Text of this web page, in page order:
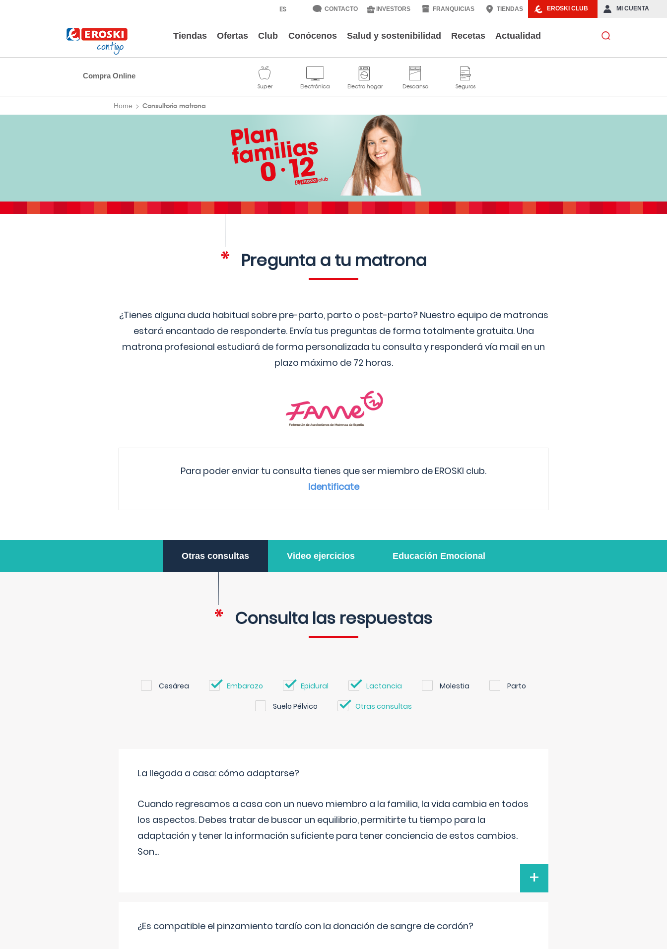
EROSKI CLUB MI CUENTA
CONTACTO INVESTORS FRANQUICIAS TIENDAS
Tiendas Ofertas Club Conócenos Salud y sostenibilidad Recetas Actualidad
Compra Online
Home Consultorio matrona
Pregunta a tu matrona
¿Tienes alguna duda habitual sobre pre-parto, parto o post-parto? Nuestro equipo de matronas
estará encantado de responderte. Envía tus preguntas de forma totalmente gratuita. Una
matrona profesional estudiará de forma personalizada tu consulta y responderá vía mail en un
plazo máximo de 72 horas.
Para poder enviar tu consulta tienes que ser miembro de EROSKI club.
Identificate
Otras consultas Video ejercicios Educación Emocional
Consulta las respuestas
Cesárea Embarazo Epidural Lactancia Molestia Parto
Suelo Pélvico Otras consultas
La llegada a casa: cómo adaptarse?
Cuando regresamos a casa con un nuevo miembro a la familia, la vida cambia en todos
los aspectos. Debes tratar de buscar un equilibrio, permitirte tu tiempo para la
adaptación y tener la información suficiente para tener conciencia de estos cambios.
Son...
+
¿Es compatible el pinzamiento tardío con la donación de sangre de cordón?